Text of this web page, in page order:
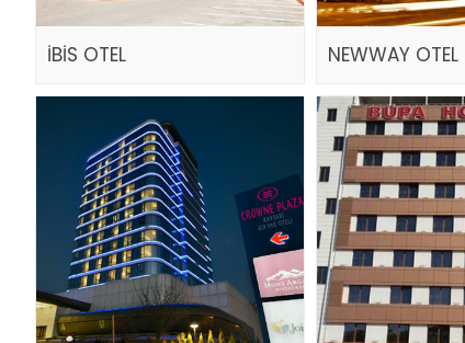
İBİS OTEL NEWWAY OTEL